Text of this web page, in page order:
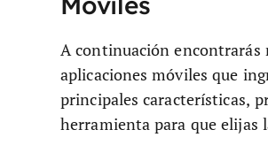
Móviles
A continuación encontrarás
aplicaciones móviles que
principales características,
herramienta para que elijas